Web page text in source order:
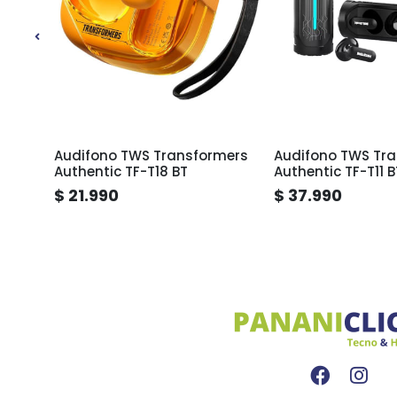
Audifono TWS Transformers
Authentic TF-T18 BT
$ 21.990
Audifono TWS
Authentic TF-T11
$ 37.990